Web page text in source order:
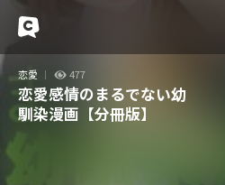
恋愛 477
恋愛感情のまるでない幼
馴染漫画【分冊版】